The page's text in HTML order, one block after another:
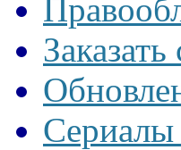
Заказать